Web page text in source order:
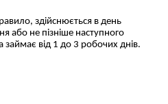
здійснюється в день
або не пізніше наступного
займає від 1 до 3 робочих днів.